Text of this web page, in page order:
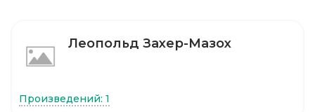
Леопольд Захер-Мазох
Произведений: 1